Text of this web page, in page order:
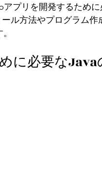
アプリを開発するため
ル方法やプログラム
に必要なJava